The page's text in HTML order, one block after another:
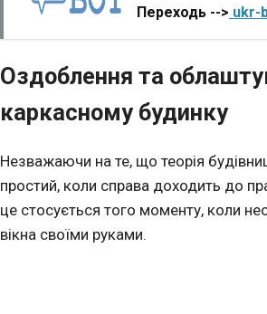
Переходь --> ukr-
Оздоблення та
каркасному будинку
Незважаючи на те, що теорія
простий, коли справа доходить до
це стосується того моменту, коли
вікна своїми руками.